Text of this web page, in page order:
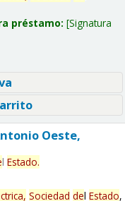
préstamo: Signatura
Oeste,
l Estado.
Sociedad del Estado,